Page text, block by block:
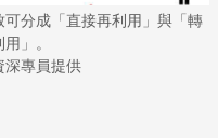
分成「直接再利用」與「轉
」。
深專員提供